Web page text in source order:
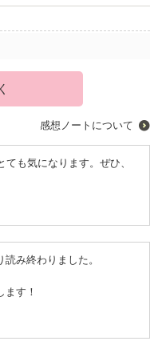
感想ノートについて
も気になります。ぜひ、
み終わりました。
す！